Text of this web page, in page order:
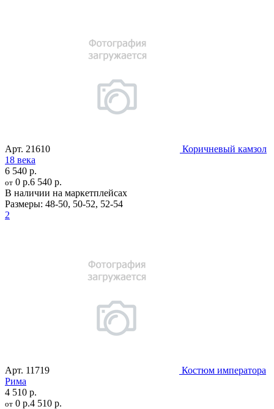
Арт. 21610
Коричневый камзол
18 века
6 540 р.
от 0 р.6 540 р.
В наличии на маркетплейсах
Размеры: 48-50, 50-52, 52-54
2
Арт. 11719
Костюм императора
Рима
4 510 р.
от 0 р.4 510 р.